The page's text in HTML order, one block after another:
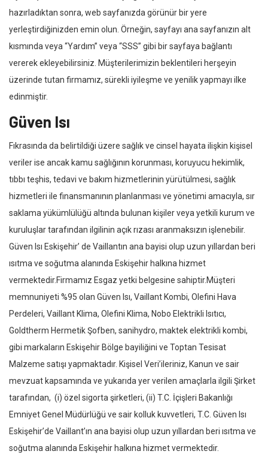
hazırladıktan sonra, web sayfanızda görünür bir yere
yerleştirdiğinizden emin olun. Örneğin, sayfayı ana sayfanızın alt
kısmında veya “Yardım” veya “SSS” gibi bir sayfaya bağlantı
vererek ekleyebilirsiniz. Müşterilerimizin beklentileri herşeyin
üzerinde tutan firmamız, sürekli iyileşme ve yenilik yapmayı ilke
edinmiştir.
Güven Isı
Fıkrasında da belirtildiği üzere sağlık ve cinsel hayata ilişkin kişisel
veriler ise ancak kamu sağlığının korunması, koruyucu hekimlik,
tıbbı teşhis, tedavi ve bakım hizmetlerinin yürütülmesi, sağlık
hizmetleri ile finansmanının planlanması ve yönetimi amacıyla, sır
saklama yükümlülüğü altında bulunan kişiler veya yetkili kurum ve
kuruluşlar tarafından ilgilinin açık rızası aranmaksızın işlenebilir.
Güven Isı Eskişehir’ de Vaillantın ana bayisi olup uzun yıllardan beri
ısıtma ve soğutma alanında Eskişehir halkına hizmet
vermektedir.Firmamız Esgaz yetki belgesine sahiptir.Müşteri
memnuniyeti %95 olan Güven Isı, Vaillant Kombi, Olefini Hava
Perdeleri, Vaillant Klima, Olefini Klima, Nobo Elektrikli Isıtıcı,
Goldtherm Hermetik Şofben, sanihydro, maktek elektrikli kombi,
gibi markaların Eskişehir Bölge bayiliğini ve Toptan Tesisat
Malzeme satışı yapmaktadır. Kişisel Veri’ileriniz, Kanun ve sair
mevzuat kapsamında ve yukarıda yer verilen amaçlarla ilgili Şirket
tarafından, (i) özel sigorta şirketleri, (ii) T.C. İçişleri Bakanlığı
Emniyet Genel Müdürlüğü ve sair kolluk kuvvetleri, T.C. Güven Isı
Eskişehir’de Vaillant’ın ana bayisi olup uzun yıllardan beri ısıtma ve
soğutma alanında Eskişehir halkına hizmet vermektedir.